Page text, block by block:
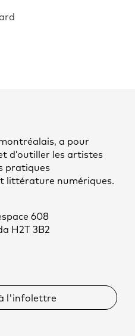
a pour
d’outiller les artistes
pratiques
littérature numériques.
608
H2T 3B2
l'infolettre